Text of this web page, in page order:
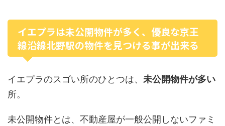
イエプラは未公開物件が多く、優良な京王
線沿線北野駅の物件を見つける事が出来る
イエプラのスゴい所のひとつは、 未公開物件が多い
所。
未公開物件とは、不動産屋が一般公開しないファミ